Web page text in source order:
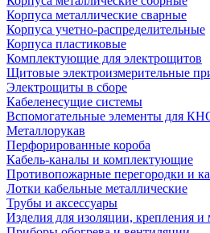
Корпуса металлические сварные
Корпуса учетно-распределительные
Корпуса пластиковые
Комплектующие для электрощитов
Щитовые электроизмерительные
Электрощиты в сборе
Кабеленесущие системы
Вспомогательные элементы для
Металлорукав
Перфорированные короба
Кабель-каналы и комплектующие
Противопожарные перегородки и
Лотки кабельные металлические
Трубы и аксессуары
Изделия для изоляции, крепления и